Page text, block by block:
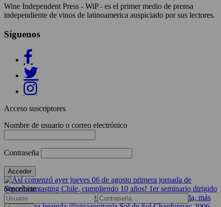
Wine Independent Press - WiP - es el primer medio de prensa
independiente de vinos de latinoamerica auspiciado por sus lectores.
Síguenos
Acceso suscriptores
Nombre de usuario o correo electrónico
Contraseña
Suscríbete